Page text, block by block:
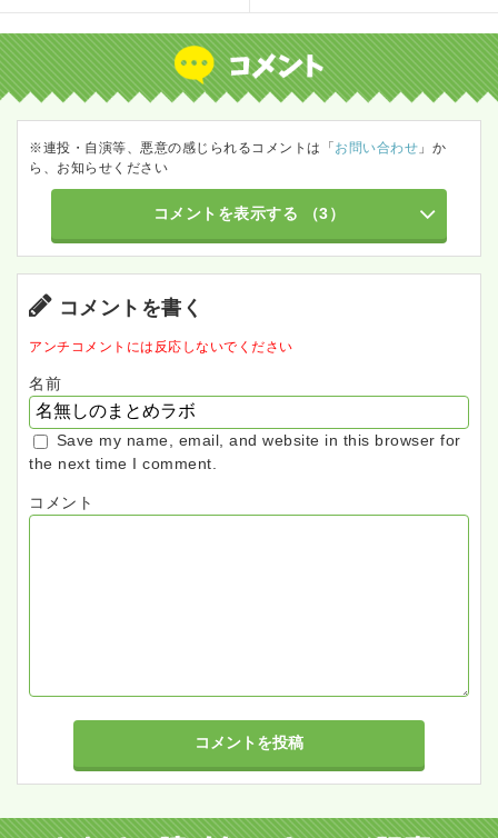
※連投・自演等、悪意の感じられるコメントは「お問い合わせ 」か
ら、お知らせください
コメントを表示する （3）
コメントを書く
アンチコメントには反応しないでください
名前
Save my name, email, and website in this browser for
the next time I comment.
コメント